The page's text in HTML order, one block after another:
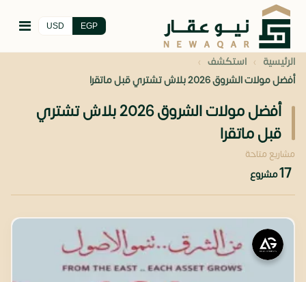
EGP
USD
الرئيسية › استكشف ›
أفضل مولات الشروق 2026 بلاش تشتري قبل ماتقرا
أفضل مولات الشروق 2026 بلاش تشتري
قبل ماتقرا
مشاريع متاحة
17مشروع